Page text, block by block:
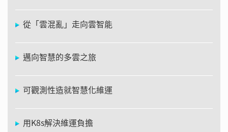
從「雲混亂」走向雲智能
邁向智慧的多雲之旅
可觀測性造就智慧化維運
用K8s解決維運負擔